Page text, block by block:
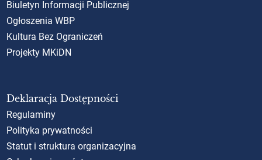
Biuletyn Informacji Publicznej
Ogłoszenia WBP
Kultura Bez Ograniczeń
Projekty MKiDN
Deklaracja Dostępności
Regulaminy
Polityka prywatności
Statut i struktura organizacyjna